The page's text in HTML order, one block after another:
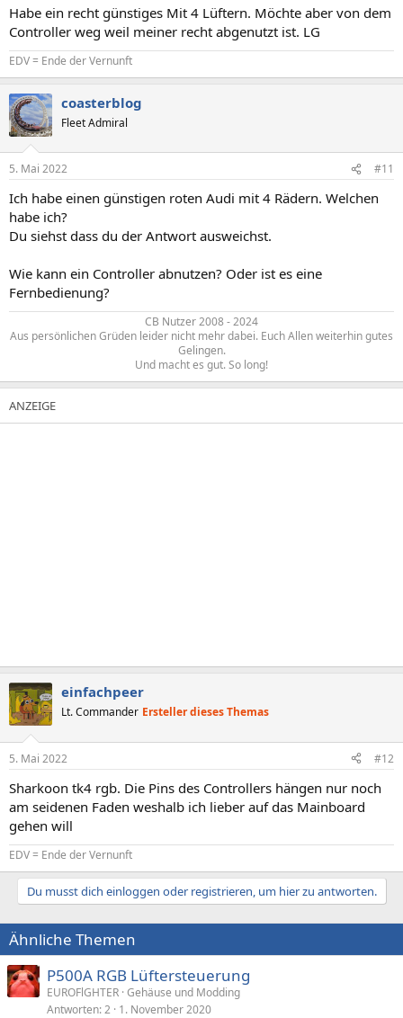
Habe ein recht günstiges Mit 4 Lüftern. Möchte aber von dem
Controller weg weil meiner recht abgenutzt ist. LG
EDV = Ende der Vernunft
coasterblog
Fleet Admiral
5. Mai 2022 #11
Ich habe einen günstigen roten Audi mit 4 Rädern. Welchen
habe ich?
Du siehst dass du der Antwort ausweichst.
Wie kann ein Controller abnutzen? Oder ist es eine
Fernbedienung?
CB Nutzer 2008 - 2024
Aus persönlichen Grüden leider nicht mehr dabei. Euch Allen weiterhin gutes
Gelingen.
Und macht es gut. So long!​
einfachpeer
Lt. Commander Ersteller dieses Themas
5. Mai 2022 #12
Sharkoon tk4 rgb. Die Pins des Controllers hängen nur noch
am seidenen Faden weshalb ich lieber auf das Mainboard
gehen will
EDV = Ende der Vernunft
Du musst dich einloggen oder registrieren, um hier zu antworten.
Ähnliche Themen
P500A RGB Lüftersteuerung
EUROFlGHTER Gehäuse und Modding
Antworten 2 1. November 2020